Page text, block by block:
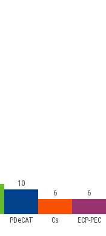
PDeCAT Cs ECP-PEC
10
6
6